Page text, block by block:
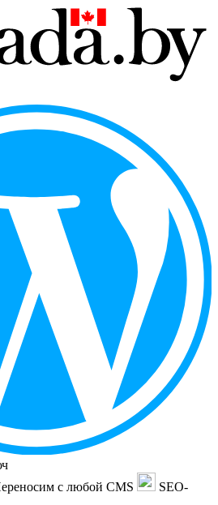
с любой CMS
SEO-